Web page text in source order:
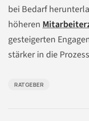
bei Bedarf
höheren
gesteigerten
stärker in die
RATGEBER